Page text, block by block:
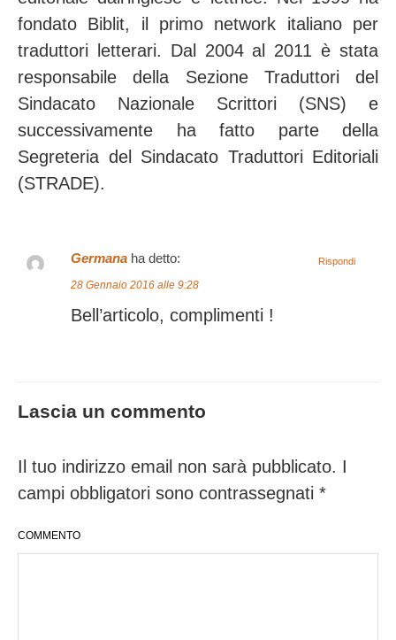
fondato Biblit, il primo network italiano per
traduttori letterari. Dal 2004 al 2011 è stata
responsabile della Sezione Traduttori del
Sindacato Nazionale Scrittori (SNS) e
successivamente ha fatto parte della
Segreteria del Sindacato Traduttori Editoriali
(STRADE).
Germana ha detto:
28 Gennaio 2016 alle 9:28
Bell’articolo, complimenti !
Rispondi
Lascia un commento
Il tuo indirizzo email non sarà pubblicato. I
campi obbligatori sono contrassegnati *
COMMENTO